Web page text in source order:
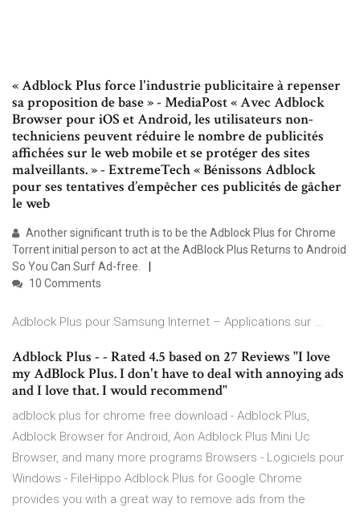
« Adblock Plus force l'industrie publicitaire à repenser
sa proposition de base » - MediaPost « Avec Adblock
Browser pour iOS et Android, les utilisateurs non-
techniciens peuvent réduire le nombre de publicités
affichées sur le web mobile et se protéger des sites
malveillants. » - ExtremeTech « Bénissons Adblock
pour ses tentatives d’empêcher ces publicités de gâcher
le web
Another significant truth is to be the Adblock Plus for Chrome
Torrent initial person to act at the AdBlock Plus Returns to Android
So You Can Surf Ad-free.
10 Comments
Adblock Plus pour Samsung Internet – Applications sur ...
Adblock Plus - - Rated 4.5 based on 27 Reviews "I love
my AdBlock Plus. I don't have to deal with annoying ads
and I love that. I would recommend"
adblock plus for chrome free download - Adblock Plus,
Adblock Browser for Android, Aon Adblock Plus Mini Uc
Browser, and many more programs Browsers - Logiciels pour
Windows - FileHippo Adblock Plus for Google Chrome
provides you with a great way to remove ads from the